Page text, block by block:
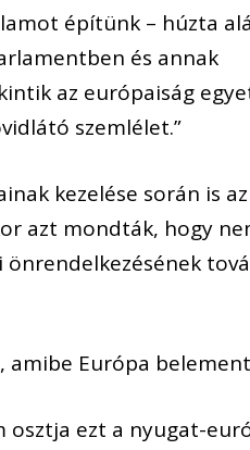
építünk – húzta
és annak
az európaiság
szemlélet.”
kezelése során is
azt mondták, hogy
önrendelkezésének
amibe Európa
osztja ezt a nyugat-